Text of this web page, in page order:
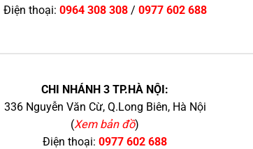
Điện thoại: 0964 308 308/ 0977 602 688
CHI NHÁNH 3 TP.HÀ NỘI:
336 Nguyễn Văn Cừ, Q.Long Biên, Hà Nội
(Xem bản đồ)
Điện thoại: 0977 602 688